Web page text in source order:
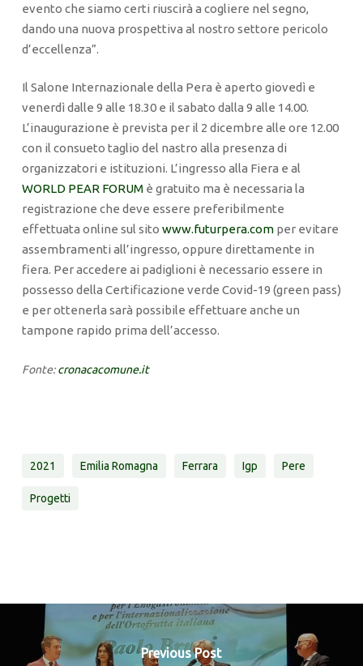
evento che siamo certi riuscirà a cogliere nel segno,
dando una nuova prospettiva al nostro settore pericolo
d’eccellenza”.
Il Salone Internazionale della Pera è aperto giovedì e
venerdì dalle 9 alle 18.30 e il sabato dalla 9 alle 14.00.
L’inaugurazione è prevista per il 2 dicembre alle ore 12.00
con il consueto taglio del nastro alla presenza di
organizzatori e istituzioni. L’ingresso alla Fiera e al
WORLD PEAR FORUM è gratuito ma è necessaria la
registrazione che deve essere preferibilmente
effettuata online sul sito www.futurpera.comper evitare
assembramenti all’ingresso, oppure direttamente in
fiera. Per accedere ai padiglioni è necessario essere in
possesso della Certificazione verde Covid-19 (green pass)
e per ottenerla sarà possibile effettuare anche un
tampone rapido prima dell’accesso.
Fonte:cronacacomune.it
2021 Emilia Romagna Ferrara Igp Pere
Progetti
Previous Post